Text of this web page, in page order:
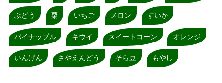
ぶどう 栗 いちご メロン すいか
パイナップル キウイ スイートコーン オレンジ
いんげん さやえんどう そら豆 もやし